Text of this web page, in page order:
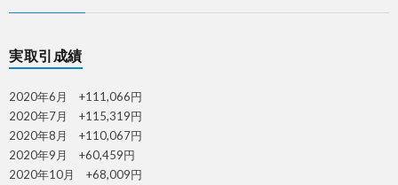
実取引成績
2020年6月 +111,066円
2020年7月 +115,319円
2020年8月 +110,067円
2020年9月 +60,459円
2020年10月 +68,009円